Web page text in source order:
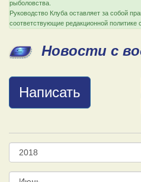
рыболовства.
Руководство Клуба оставляет за собой
соответствующие редакционной политике
Новости с
Написать
Год
Месяц